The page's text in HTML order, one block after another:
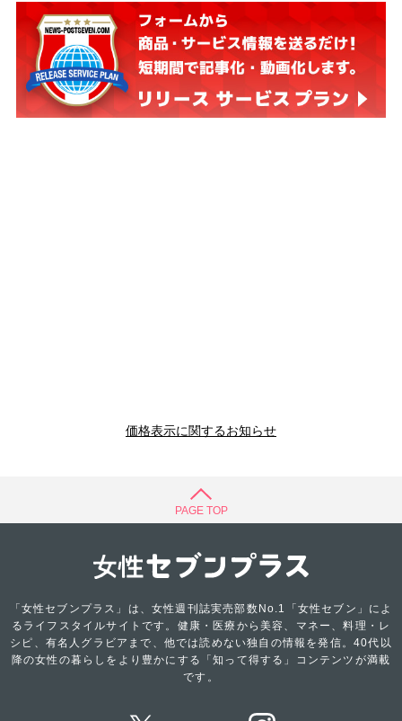
価格表示に関するお知らせ
PAGE TOP
「女性セブンプラス」は、女性週刊誌実売部数No.1「女性セブン」によ
るライフスタイルサイトです。健康・医療から美容、マネー、料理・レ
シピ、有名人グラビアまで、他では読めない独自の情報を発信。40代以
降の女性の暮らしをより豊かにする「知って得する」コンテンツが満載
です。